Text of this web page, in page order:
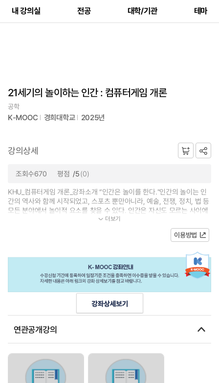
내 강의실 전공 대학/기관 테마
21세기의 놀이하는 인간 : 컴퓨터게임 개론
공학
K-MOOC 경희대학교 2025년
강의상세
조회수670 평점 /5(0)
KHU_컴퓨터게임 개론_강좌소개 “인간은 놀이를 한다."인간의 놀이는 인
간의 역사와 함께 시작되었고, 스포츠 뿐만아니라, 예술, 전쟁, 정치, 법 등
모든 분야에서 놀이적 요소를 찾을 수 있다. 인간은 자신도 모르는 사이에
놀이를 하고 있는 것이다. 본 과...
더보기
이용방법
연관공개강의